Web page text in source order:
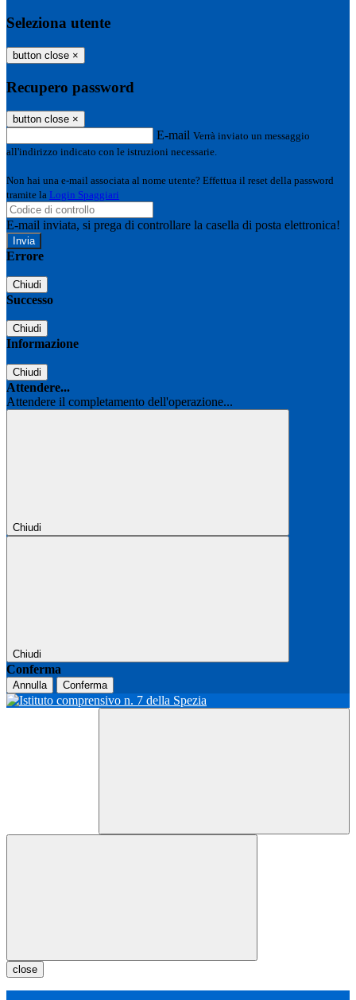
Seleziona utente
button close ×
Recupero password
button close ×
E-mail Verrà inviato un messaggio
all'indirizzo indicato con le istruzioni necessarie.
Non hai una e-mail associata al nome utente? Effettua il reset della password
tramite la Login Spaggiari
E-mail inviata, si prega di controllare la casella di posta elettronica!
Errore
Chiudi
Successo
Chiudi
Informazione
Chiudi
Attendere...
Attendere il completamento dell'operazione...
Chiudi
Chiudi
Conferma
Annulla Conferma
close